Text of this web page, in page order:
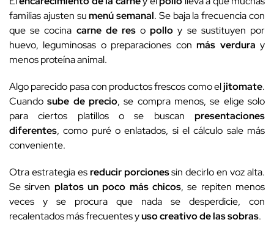
familias ajusten sumenú semanal. Se baja la frecuencia con
que se cocina carne de resopollo y se sustituyen por
huevo, leguminosas o preparaciones conmás verdura y
menos proteína animal.
Algo parecido pasa con productos frescos como eljitomate.
Cuandosube de precio, se compra menos, se elige solo
para ciertos platillos o se buscan presentaciones
diferentes, como puré o enlatados, si el cálculo sale más
conveniente.
Otra estrategia esreducir porcionessin decirlo en voz alta.
Se sirven platos un poco más chicos, se repiten menos
veces y se procura que nada se desperdicie, con
recalentados más frecuentes yuso creativo de las sobras.